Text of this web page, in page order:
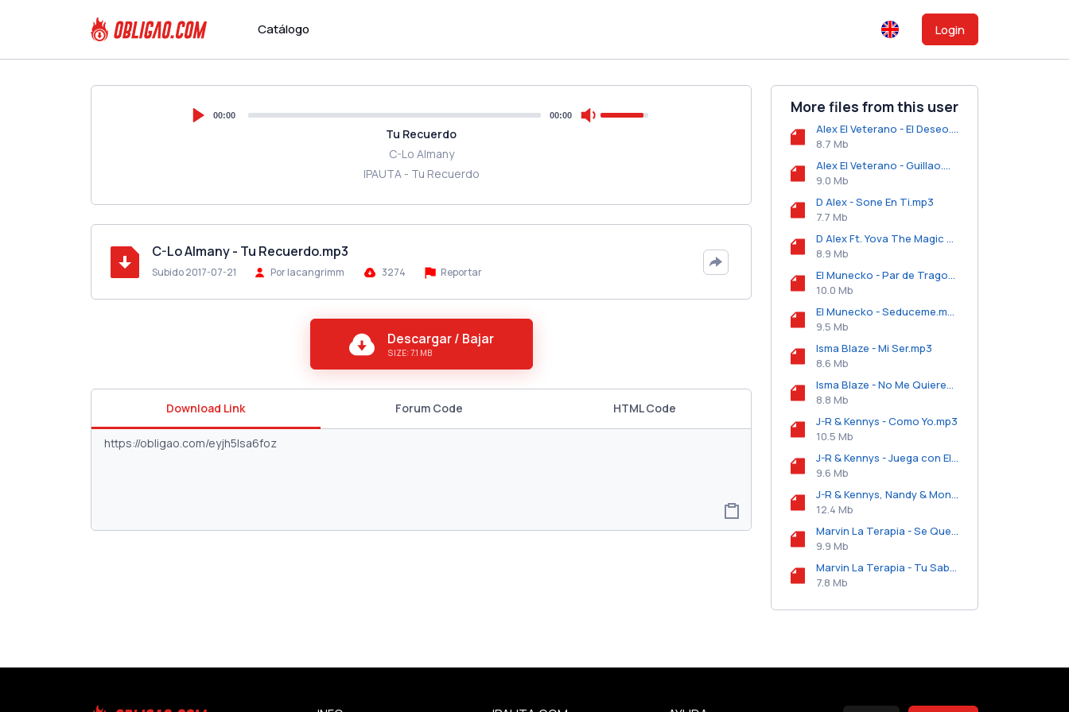
Catálogo Login
00:00 00:00
Tu Recuerdo
C-Lo Almany
IPAUTA - Tu Recuerdo
C-Lo Almany - Tu Recuerdo.mp3
Subido 2017-07-21 Por lacangrimm 3274 Reportar
Descargar / Bajar
SIZE: 7.1 MB
Download Link Forum Code HTML Code
More files from this user
Alex El Veterano - El Deseo.mp3
8.7 Mb
Alex El Veterano - Guillao.mp3
9.0 Mb
D Alex - Sone En Ti.mp3
7.7 Mb
D Alex Ft. Yova The Magic Maker - Es El o Soy Yo.mp3
8.9 Mb
El Munecko - Par de Tragos.mp3
10.0 Mb
El Munecko - Seduceme.mp3
9.5 Mb
Isma Blaze - Mi Ser.mp3
8.6 Mb
Isma Blaze - No Me Quieres.mp3
8.8 Mb
J-R & Kennys - Como Yo.mp3
10.5 Mb
J-R & Kennys - Juega con El.mp3
9.6 Mb
J-R & Kennys, Nandy & Monchy, D Alex Y Yova The Magic Maker - Pakas de 100 (Intro).mp3
12.4 Mb
Marvin La Terapia - Se Que Tienes Tu Marido.mp3
9.9 Mb
Marvin La Terapia - Tu Sabes.mp3
7.8 Mb